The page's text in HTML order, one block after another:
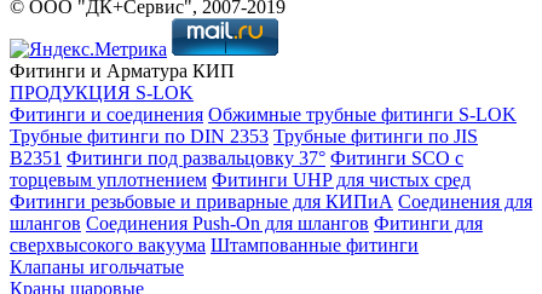
© ООО "ДК+Сервис", 2007-2019
Фитинги и Арматура КИП
ПРОДУКЦИЯ S-LOK
Фитинги и соединения Обжимные трубные фитинги S-LOK
Трубные фитинги по DIN 2353 Трубные фитинги по JIS
B2351 Фитинги под развальцовку 37° Фитинги SCO с
торцевым уплотнением Фитинги UHP для чистых сред
Фитинги резьбовые и приварные для КИПиА Соединения для
шлангов Соединения Push-On для шлангов Фитинги для
сверхвысокого вакуума Штампованные фитинги
Клапаны игольчатые
Краны шаровые